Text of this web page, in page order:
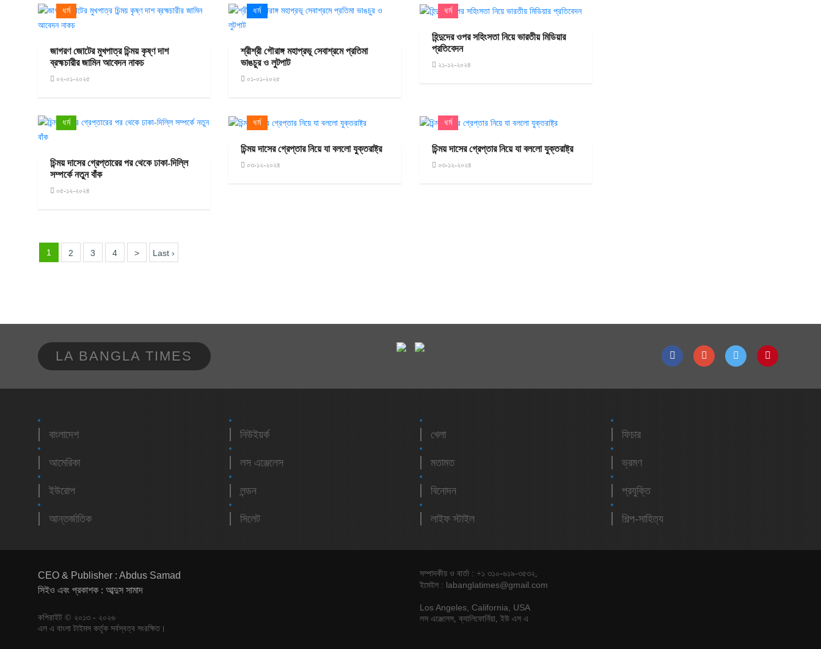
ধর্ম
জাগরণ জোটের মুখপাত্র চিন্ময় কৃষ্ণ দাশ
ব্রহ্মচারীর জামিন আবেদন নাকচ
০২-০১-২০২৫
ধর্ম
শ্রীশ্রী গৌরাঙ্গ মহাপ্রভূ সেবাশ্রমে প্রতিমা
ভাঙচুর ও লুটপাট
০১-০১-২০২৫
ধর্ম
হিন্দুদের ওপর সহিংসতা নিয়ে ভারতীয় মিডিয়ার
প্রতিবেদন
২১-১২-২০২৪
ধর্ম
চিন্ময় দাসের গ্রেপ্তারের পর থেকে ঢাকা-দিল্লি
সম্পর্কে নতুন বাঁক
০৫-১২-২০২৪
ধর্ম
চিন্ময় দাসের গ্রেপ্তার নিয়ে যা বললো যুক্তরাষ্ট্র
০৩-১২-২০২৪
ধর্ম
চিন্ময় দাসের গ্রেপ্তার নিয়ে যা বললো যুক্তরাষ্ট্র
০৩-১২-২০২৪
1 2 3 4 > Last ›
LA BANGLA TIMES
বাংলাদেশ
আমেরিকা
ইউরোপ
আন্তর্জাতিক
নিউইয়র্ক
লস এঞ্জেলেস
লন্ডন
সিলেট
খেলা
মতামত
বিনোদন
লাইফ স্টাইল
ফিচার
ভ্রমণ
প্রযুক্তি
শিল্প-সাহিত্য
CEO & Publisher : Abdus Samad
সিইও এবং প্রকাশক : আব্দুস সামাদ
কপিরাইট © ২০১৩ - ২০২৬
এল এ বাংলা টাইমস কর্তৃক সর্বস্বত্ব সংরক্ষিত।
সম্পাদকীয় ও বার্তা : +১ ৩১০-৬১৯-৩৫৩২,
ইমেইল : labanglatimes@gmail.com
Los Angeles, California, USA
লস এঞ্জেলেস, ক্যালিফোর্নিয়া, ইউ এস এ